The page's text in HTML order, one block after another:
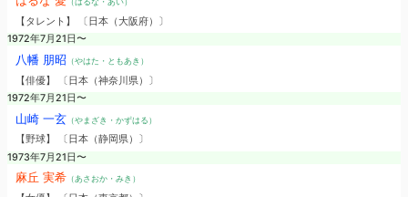
【タレント】 〔日本（大阪府）〕
1972年7月21日〜
八幡 朋昭 （やはた・ともあき）
【俳優】 〔日本（神奈川県）〕
1972年7月21日〜
山崎 一玄（やまざき・かずはる）
【野球】 〔日本（静岡県）〕
1973年7月21日〜
麻丘 実希（あさおか・みき）